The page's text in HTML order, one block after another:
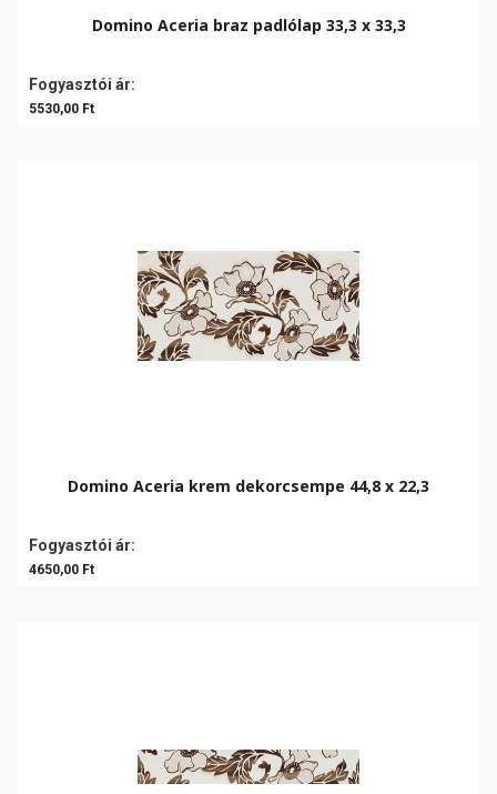
Domino Aceria braz padlólap 33,3 x 33,3
Fogyasztói ár:
5530,00 Ft
Domino Aceria krem dekorcsempe 44,8 x 22,3
Fogyasztói ár:
4650,00 Ft